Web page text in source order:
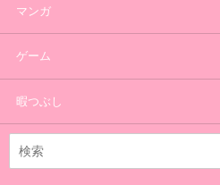
マンガ
ゲーム
暇つぶし